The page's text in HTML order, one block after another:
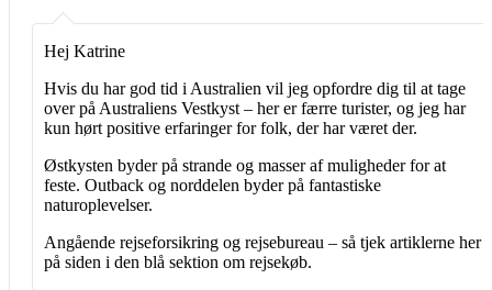
Hej Katrine
Hvis du har god tid i Australien vil jeg opfordre dig til at tage
over på Australiens Vestkyst – her er færre turister, og jeg har
kun hørt positive erfaringer for folk, der har været der.
Østkysten byder på strande og masser af muligheder for at
feste. Outback og norddelen byder på fantastiske
naturoplevelser.
Angående rejseforsikring og rejsebureau – så tjek artiklerne her
på siden i den blå sektion om rejsekøb.